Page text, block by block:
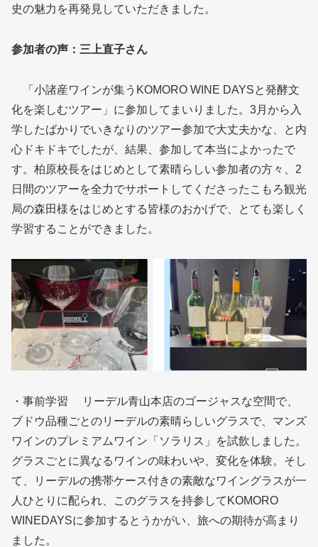
史の魅力を再発見していただきました。
参加者の声：三上直子さん
「小諸産ワインが集うKOMORO WINE DAYSと発酵文
化を楽しむツアー」に参加してまいりました。3月から入
学したばかりでいきなりのツアー参加で大丈夫かな、と内
心ドキドキでしたが、結果、参加して本当によかったで
す。柏原校長をはじめとして素晴らしい参加者の方々、2
日間のツアーを全力でサポートしてくださったこもろ観光
局の森田様をはじめとする皆様のおかげで、とても楽しく
学習することができました。
・事前学習 リーデル青山本店のゴージャスな空間で、
ブドウ品種ごとのリーデルの素晴らしいグラスで、マンズ
ワインのプレミアムワイン「ソラリス」を試飲しました。
グラスごとに異なるワインの味わいや、変化を体験。そし
て、リーデルの携帯ケース付きの素敵なワイングラスが一
人ひとりに配られ、このグラスを持参してKOMORO
WINEDAYSに参加するとうかがい、旅への期待が高まり
ました。